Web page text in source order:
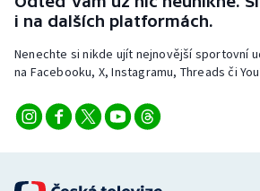
Sportovní střelba
Stolní tenis
Triatlon
Veslování
i na dalších platformách.
Nenechte si nikde ujít nejnovější sportovní
na Facebooku, X, Instagramu, Threads či